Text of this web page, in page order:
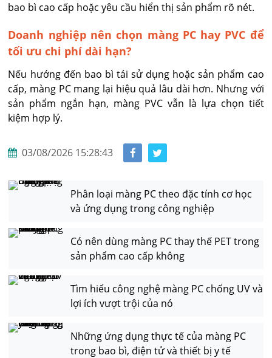
bao bì cao cấp hoặc yêu cầu hiển thị sản phẩm rõ nét.
Doanh nghiệp nên chọn màng PC hay PVC để
tối ưu chi phí dài hạn?
Nếu hướng đến bao bì tái sử dụng hoặc sản phẩm cao
cấp, màng PC mang lại hiệu quả lâu dài hơn. Nhưng với
sản phẩm ngắn hạn, màng PVC vẫn là lựa chọn tiết
kiệm hợp lý.
03/08/2026 15:28:43
Phân loại màng PC theo đặc tính cơ học
và ứng dụng trong công nghiệp
Có nên dùng màng PC thay thế PET trong
sản phẩm cao cấp không
Tìm hiểu công nghệ màng PC chống UV và
lợi ích vượt trội của nó
Những ứng dụng thực tế của màng PC
trong bao bì, điện tử và thiết bị y tế